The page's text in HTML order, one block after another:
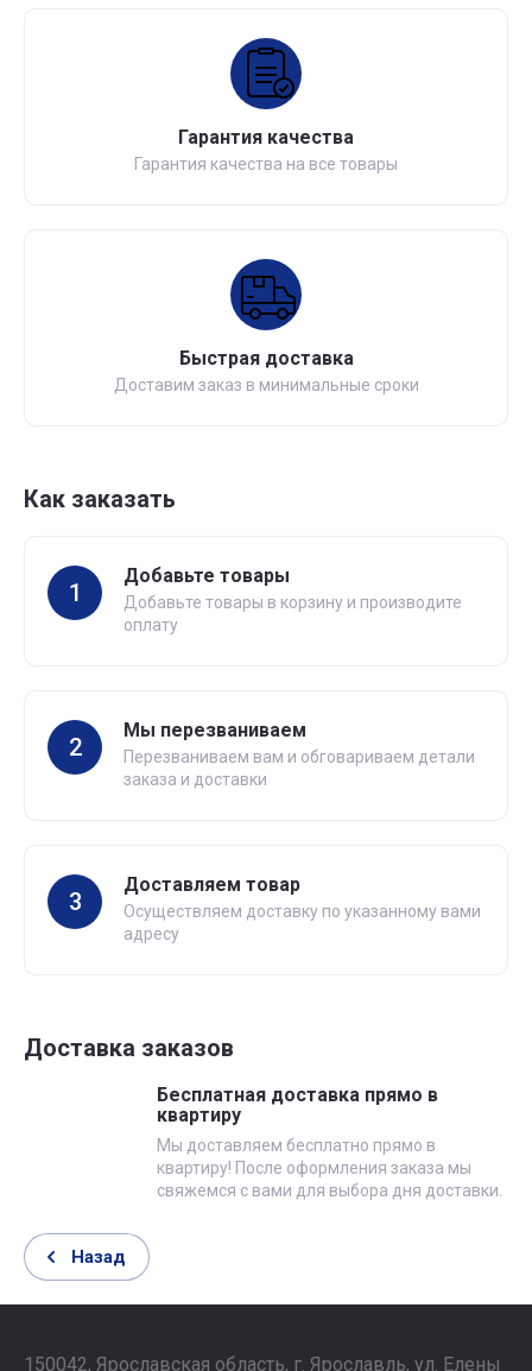
Гарантия качества
Гарантия качества на все товары
Быстрая доставка
Доставим заказ в минимальные сроки
Как заказать
1
Добавьте товары
Добавьте товары в корзину и производите
оплату
2
Мы перезваниваем
Перезваниваем вам и обговариваем детали
заказа и доставки
3
Доставляем товар
Осуществляем доставку по указанному вами
адресу
Доставка заказов
Бесплатная доставка прямо в
квартиру
Мы доставляем бесплатно прямо в
квартиру! После оформления заказа мы
свяжемся с вами для выбора дня доставки.
Назад
150042, Ярославская область, г. Ярославль, ул. Елены